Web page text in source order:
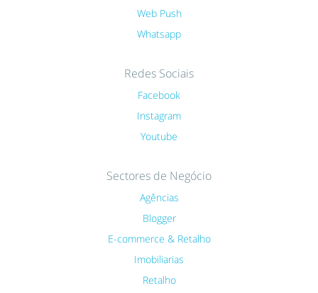
Web Push
Whatsapp
Redes Sociais
Facebook
Instagram
Youtube
Sectores de Negócio
Agências
Blogger
E-commerce & Retalho
Imobiliarias
Retalho